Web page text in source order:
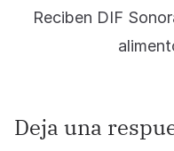
Reciben DIF
Deja una